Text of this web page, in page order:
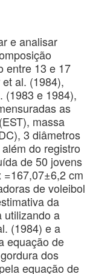
e analisar
entre 13 e 17
al. (1984),
(1983 e 1984),
as
massa
3 diâmetros
do registro
de 50 jovens
cm
de voleibol
da
utilizando a
(1984) e a
equação de
dos
equação de